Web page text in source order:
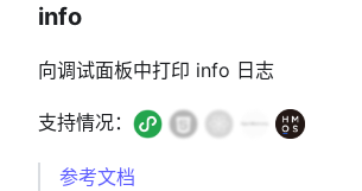
info
向调试面板中打印 info 日志
支持情况：
参考文档